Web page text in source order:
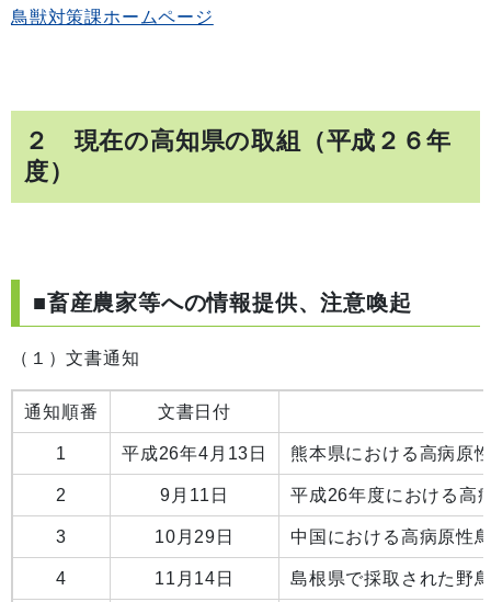
鳥獣対策課ホームページ
２ 現在の高知県の取組（平成２６年
度）
■畜産農家等への情報提供、注意喚起
（１）文書通知
通知順番 文書日付
1 平成26年4月13日 熊本県における高病原
2 9月11日 平成26年度における高
3 10月29日 中国における高病原性
4 11月14日 島根県で採取された野